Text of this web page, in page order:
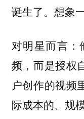
诞生了。想象
对明星而言
频，而是授权
户创作的视频
际成本的、规